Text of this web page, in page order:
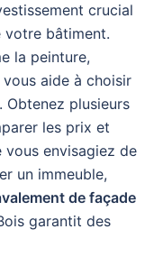
crucial
votre bâtiment.
la peinture,
vous aide à choisir
Obtenez plusieurs
les prix et
vous envisagiez de
un immeuble,
de façade
garantit des